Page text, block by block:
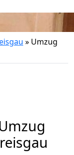
» Umzug